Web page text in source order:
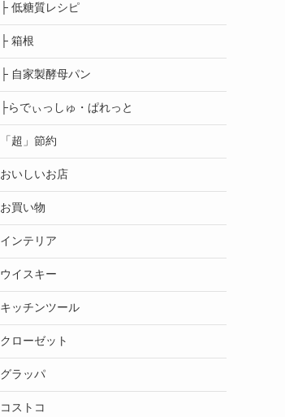
├ 低糖質レシピ
├ 箱根
├ 自家製酵母パン
├らでぃっしゅ・ぱれっと
「超」節約
おいしいお店
お買い物
インテリア
ウイスキー
キッチンツール
クローゼット
グラッパ
コストコ